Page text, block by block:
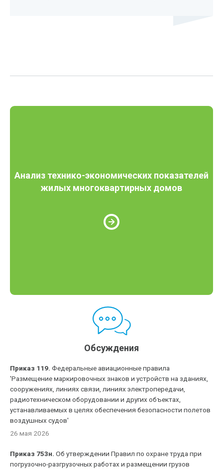
Анализ технико-экономических показателей
жилых многоквартирных домов
Обсуждения
Приказ 119. Федеральные авиационные правила
'Размещение маркировочных знаков и устройств на зданиях,
сооружениях, линиях связи, линиях электропередачи,
радиотехническом оборудовании и других объектах,
устанавливаемых в целях обеспечения безопасности полетов
воздушных судов'
26 мая 2026
Приказ 753н. Об утверждении Правил по охране труда при
погрузочно-разгрузочных работах и размещении грузов